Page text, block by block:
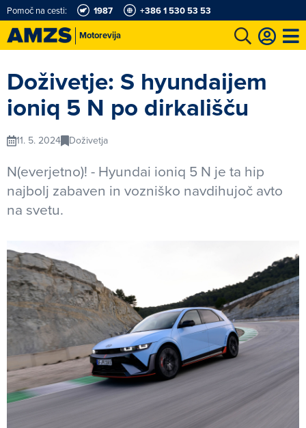
Motorevija
Pomoč na cesti: 1987 +386 1 530 53 53
Doživetje: S hyundaijem
ioniq 5 N po dirkališču
11. 5. 2024 Doživetja
N(everjetno)! - Hyundai ioniq 5 N je ta hip
najbolj zabaven in vozniško navdihujoč avto
na svetu.